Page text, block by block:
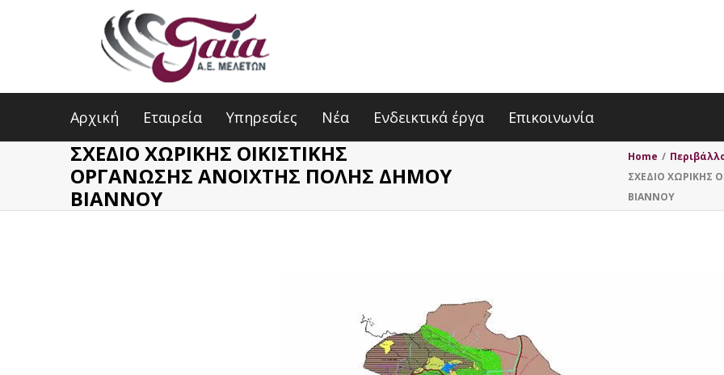
Αρχική Εταιρεία Υπηρεσίες Νέα Ενδεικτικά έργα Επικοινωνία
ΣΧΕΔΙΟ ΧΩΡΙΚΗΣ ΟΙΚΙΣΤΙΚΗΣ
ΟΡΓΑΝΩΣΗΣ ΑΝΟΙΧΤΗΣ ΠΟΛΗΣ ΔΗΜΟΥ
ΒΙΑΝΝΟΥ
Home /
ΣΧΕΔΙΟ ΧΩΡΙΚΗΣ
ΒΙΑΝΝΟΥ